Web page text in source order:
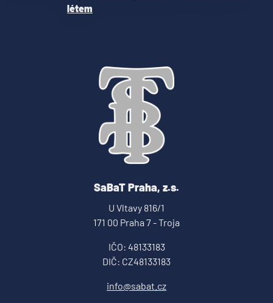
létem
SaBaT Praha, z.s.
U Vltavy 816/1
171 00 Praha 7 - Troja
IČO: 48133183
DIČ: CZ48133183
info@sabat.cz